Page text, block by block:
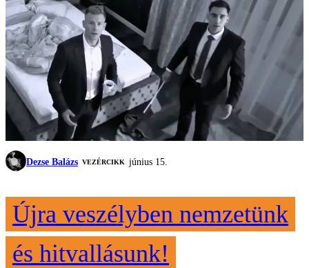
Dezse Balázs VEZÉRCIKK június 15.
Újra veszélyben nemzetünk
és hitvallásunk!